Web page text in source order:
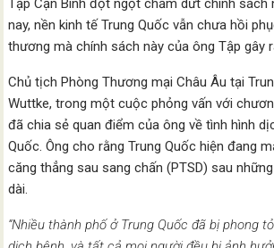
Tập Cận Bình đột ngột chấm dứt chính sách
nay, nền kinh tế Trung Quốc vẫn chưa hồi
thương mà chính sách này của ông Tập gây
Chủ tịch Phòng Thương mại Châu Âu tại
Wuttke, trong một cuộc phỏng vấn với
đã chia sẻ quan điểm của ông về tình hình
Quốc. Ông cho rằng Trung Quốc hiện đang
căng thẳng sau sang chấn (PTSD) sau
dài.
“Nhiều thành phố ở Trung Quốc đã bị phong